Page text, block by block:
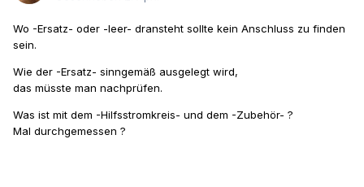
Wo -Ersatz- oder -leer- dransteht sollte kein Anschluss zu finden
sein.
Wie der -Ersatz- sinngemäß ausgelegt wird,
das müsste man nachprüfen.
Was ist mit dem -Hilfsstromkreis- und dem -Zubehör- ?
Mal durchgemessen ?